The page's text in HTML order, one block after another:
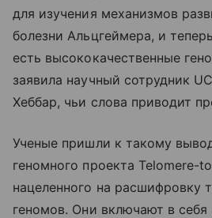
для изучения механизмов
болезни Альцгеймера, и
есть высококачественные
заявила научный сотрудник
Хеббар, чьи слова приводит
Ученые пришли к такому
геномного проекта Telomere-
нацеленного на расшифровку
геномов. Они включают в себя